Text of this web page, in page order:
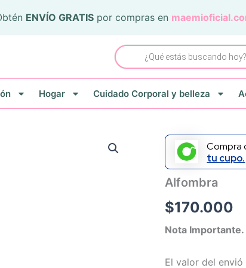
ENVÍO GRATIS por compras en
Búsqueda
de
productos
Hogar Cuidado Corporal y belleza
Compra
tu cupo.
Alfombra
$170.000
Nota Importante.
El valor del